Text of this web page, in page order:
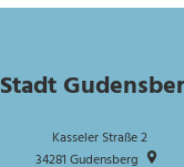
Stadt
Kasseler Straße 2
34281 Gudensberg